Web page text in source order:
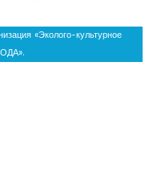
«Эколого-культурное